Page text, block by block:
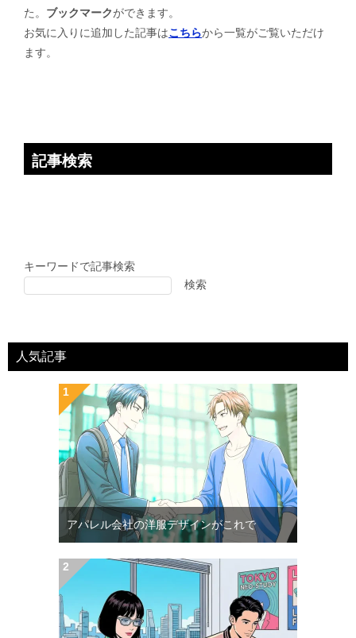
た。 ブックマークができます。
お気に入りに追加した記事はこちらから一覧がご覧いただけ
ます。
記事検索
キーワードで記事検索
検索
人気記事
アパレル会社の洋服デザインがこれで